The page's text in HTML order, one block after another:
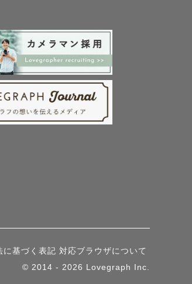
に基づく表記 対応ブラウザについて
© 2014 - 2026 Lovegraph Inc.